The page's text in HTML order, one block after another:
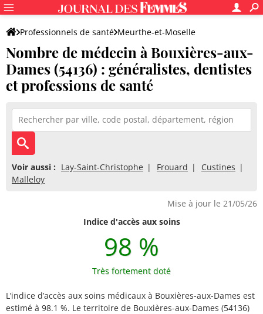
Professionnels de santé Meurthe-et-Moselle
Bouxières-aux-Dames
Nombre de médecin à Bouxières-aux-
Dames (54136) : généralistes, dentistes
et professions de santé
Voir aussi : Lay-Saint-Christophe Frouard
Custines
Malleloy
Mise à jour le 21/05/26
Indice d'accès aux soins
98 %
Très fortement doté
L’indice d’accès aux soins médicaux à Bouxières-aux-Dames est
estimé à 98.1 %. Le territoire de Bouxières-aux-Dames (54136)